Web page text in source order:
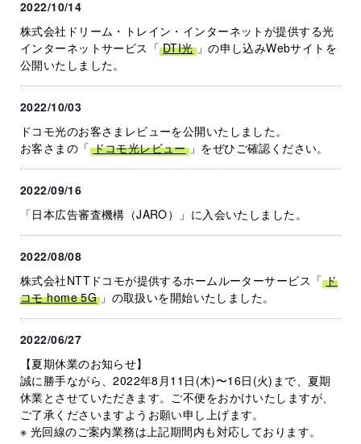
2022/10/14
株式会社ドリーム・トレイン・インターネットが提供する光
インターネットサービス「 DTI光 」の申し込みWebサイトを
公開いたしました。
2022/10/03
ドコモ光のお客さまレビューを公開いたしました。
お客さまの「 ドコモ光レビュー 」をぜひご確認ください。
2022/09/16
「日本広告審査機構（JARO）」に入会いたしました。
2022/08/08
株式会社NTTドコモが提供するホームルーターサービス「 ド
コモ home 5G 」の取扱いを開始いたしました。
2022/06/27
【夏期休業のお知らせ】
誠に勝手ながら、2022年8月11日(木)〜16日(火)まで、夏期
休業とさせていただきます。ご不便をおかけいたしますが、
ご了承くださいますようお願い申し上げます。
※ 光回線のご案内業務は上記期間内も対応しております。